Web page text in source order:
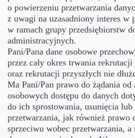
o powierzeniu przetwarzania
z uwagi na uzasadniony interes w
w ramach grupy przedsiębiorstw
administracyjnych.
Pani/Pana dane osobowe
przez cały okres trwania rekrutacji
oraz rekrutacji przyszłych nie
Ma Pani/Pan prawo do żądania
osobowych dostępu do danych
do ich sprostowania, usunięcia lub
przetwarzania, jak również prawo
sprzeciwu wobec przetwarzania, a